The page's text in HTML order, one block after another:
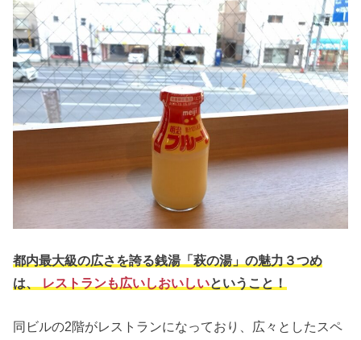
都内最大級の広さを誇る銭湯「萩の湯」の魅力３つめ
は、
レストランも広いしおいしいということ！
同ビルの2階がレストランになっており、広々としたスペ